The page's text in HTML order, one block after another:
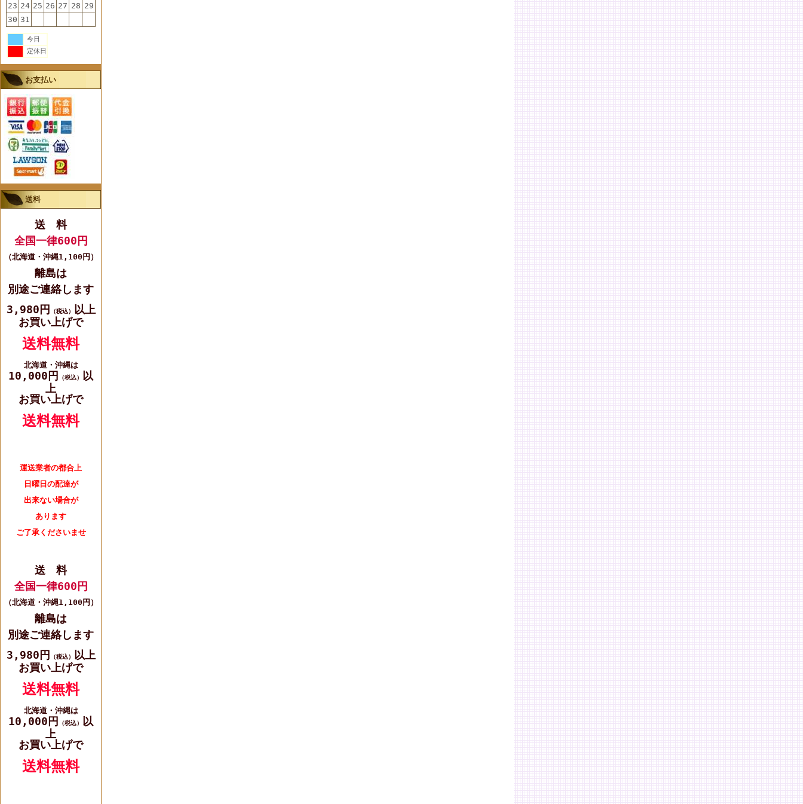
23 24 25 26 27 28 29
30 31
今日
定休日
お支払い
送料
送 料
全国一律600円
（北海道・沖縄1,100円）
離島は
別途ご連絡します
3,980円 （税込）
以上
お買い上げで
送料無料
北海道・沖縄は
10,000円 （税込）
以
上
お買い上げで
送料無料
運送業者の都合上
日曜日の配達が
出来ない場合が
あります
ご了承くださいませ
送 料
全国一律600円
（北海道・沖縄1,100円）
離島は
別途ご連絡します
3,980円 （税込）
以上
お買い上げで
送料無料
北海道・沖縄は
10,000円 （税込）
以
上
お買い上げで
送料無料